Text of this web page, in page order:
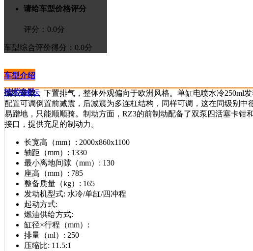
请给车型价格评分
评分： 0.0分
车型综合评价得分：0.0分
车型介绍
技术参数
>进入论坛
编织车架，下置排气，整体外观偏向于欧洲风格。单缸电喷水冷250ml
配置可调倒置前减震，后减震为多连杠结构，同样可调，这在同级别
易蹭地，只能顺顺骑。制动方面，RZ3的前制动配备了双泵四活塞卡钳
接口，提供充足的制动力。
长宽高（mm）: 2000x860x1100
轴距（mm）: 1330
最小离地间隙（mm）: 130
座高（mm）: 785
整备质量（kg）: 165
发动机型式: 水冷/单缸/四冲程
起动方式:
燃油供给方式:
缸径×行程（mm）:
排量（ml）: 250
压缩比: 11.5:1